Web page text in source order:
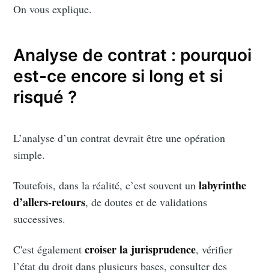
On vous explique.
Analyse de contrat : pourquoi
est-ce encore si long et si
risqué ?
L’analyse d’un contrat devrait être une opération
simple.
Toutefois, dans la réalité, c’est souvent unlabyrinthe
d’allers-retours, de doutes et de validations
successives.
C'est égalementcroiser la jurisprudence, vérifier
l’état du droit dans plusieurs bases, consulter des